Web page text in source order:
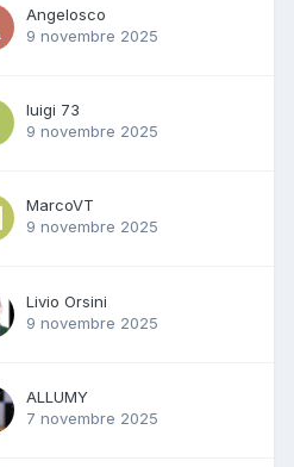
Angelosco
9 novembre 2025
luigi 73
9 novembre 2025
MarcoVT
9 novembre 2025
Livio Orsini
9 novembre 2025
ALLUMY
7 novembre 2025